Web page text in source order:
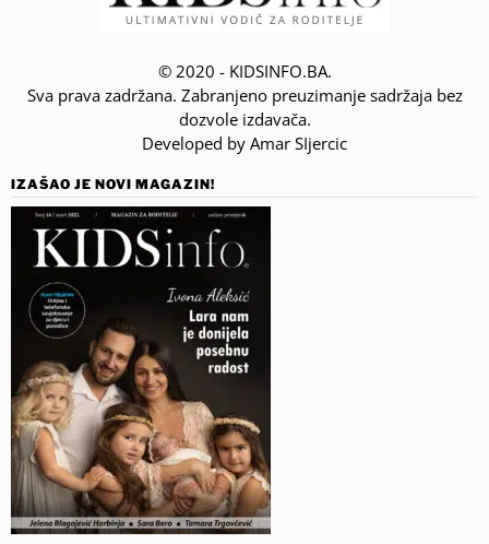
© 2020 - KIDSINFO.BA.
Sva prava zadržana. Zabranjeno preuzimanje sadržaja bez
dozvole izdavača.
Developed by Amar SIjercic
IZAŠAO JE NOVI MAGAZIN!